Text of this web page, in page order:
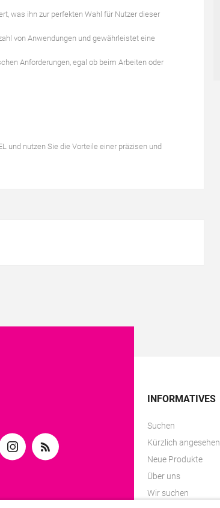
was ihn zur perfekten Wahl für Nutzer dieser
von Anwendungen und gewährleistet eine
Anforderungen, egal ob beim Arbeiten oder
und nutzen Sie die Vorteile einer präzisen und
INFORMATIVES
Suchen
Kürzlich angesehen
Neue Produkte
Über uns
Wir suchen